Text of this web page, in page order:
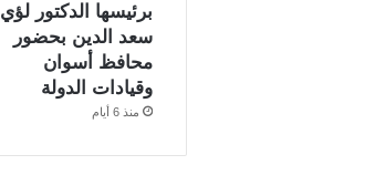
برئيسها الدكتور لؤي
سعد الدين بحضور
محافظ أسوان
وقيادات الدولة
منذ 6 أيام